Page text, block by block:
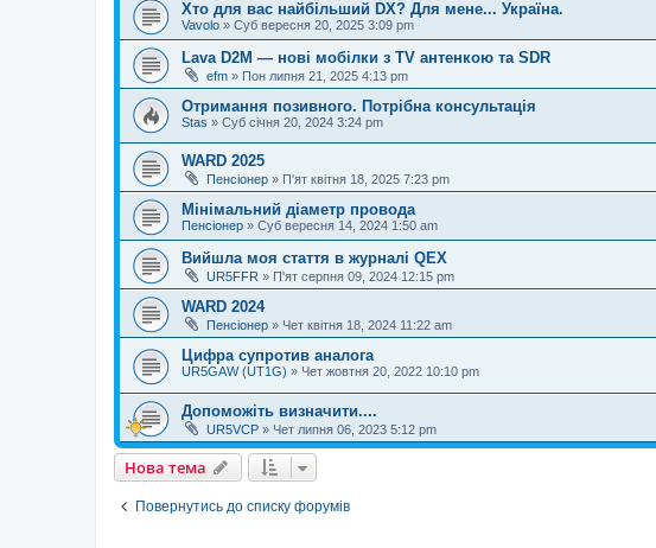
Хто для вас найбільший DX? Для мене... Україна.
Vavolo » Суб вересня 20, 2025 3:09 pm
Lava D2M — нові мобілки з TV антенкою та SDR
efm » Пон липня 21, 2025 4:13 pm
Отримання позивного. Потрібна консультація
Stas » Суб січня 20, 2024 3:24 pm
WARD 2025
Пенсіонер » П'ят квітня 18, 2025 7:23 pm
Мінімальний діаметр провода
Пенсіонер » Суб вересня 14, 2024 1:50 am
Вийшла моя стаття в журналі QEX
UR5FFR » П'ят серпня 09, 2024 12:15 pm
WARD 2024
Пенсіонер » Чет квітня 18, 2024 11:22 am
Цифра супротив аналога
UR5GAW (UT1G) » Чет жовтня 20, 2022 10:10 pm
Допоможіть визначити....
UR5VCP » Чет липня 06, 2023 5:12 pm
Нова тема
Повернутись до списку форумів